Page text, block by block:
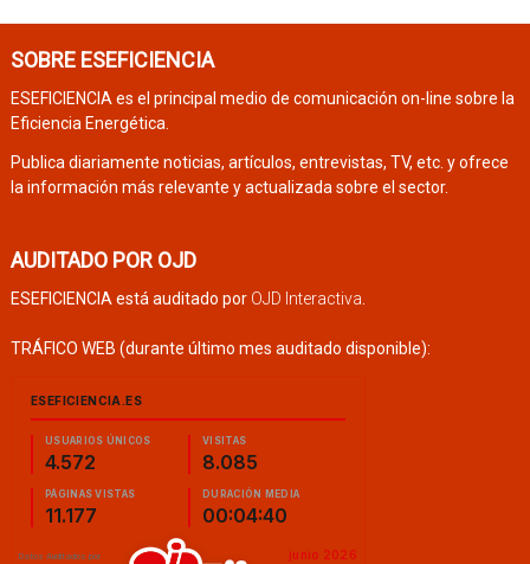
SOBRE ESEFICIENCIA
ESEFICIENCIA es el principal medio de comunicación on-line sobre la
Eficiencia Energética.
Publica diariamente noticias, artículos, entrevistas, TV, etc. y ofrece
la información más relevante y actualizada sobre el sector.
AUDITADO POR OJD
ESEFICIENCIA está auditado por OJD Interactiva.
TRÁFICO WEB (durante último mes auditado disponible):